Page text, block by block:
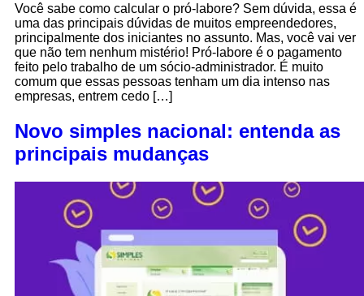
Você sabe como calcular o pró-labore? Sem dúvida, essa é
uma das principais dúvidas de muitos empreendedores,
principalmente dos iniciantes no assunto. Mas, você vai ver
que não tem nenhum mistério! Pró-labore é o pagamento
feito pelo trabalho de um sócio-administrador. É muito
comum que essas pessoas tenham um dia intenso nas
empresas, entrem cedo […]
Novo simples nacional: entenda as
principais mudanças